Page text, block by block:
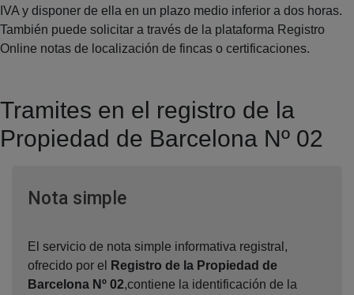
IVA y disponer de ella en un plazo medio inferior a dos horas.
También puede solicitar a través de la plataforma Registro
Online notas de localización de fincas o certificaciones.
Tramites en el registro de la
Propiedad de Barcelona Nº 02
Nota simpleVentana nueva
El servicio de nota simple informativa registral,
ofrecido por el
Registro de la Propiedad de
Barcelona Nº 02,contiene la identificación de la